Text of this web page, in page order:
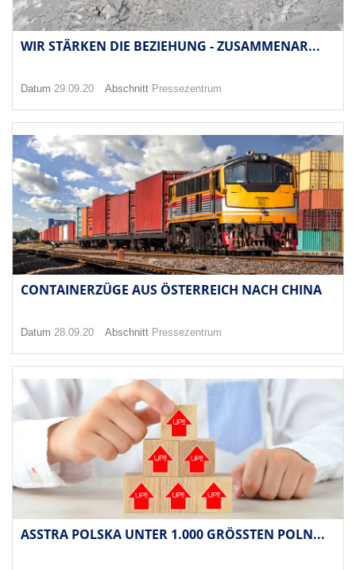
WIR STÄRKEN DIE BEZIEHUNG - ZUSAMMENAR...
Datum 29.09.20 Abschnitt Pressezentrum
CONTAINERZÜGE AUS ÖSTERREICH NACH CHINA
Datum 28.09.20 Abschnitt Pressezentrum
ASSTRA POLSKA UNTER 1.000 GRÖSSTEN POLN...